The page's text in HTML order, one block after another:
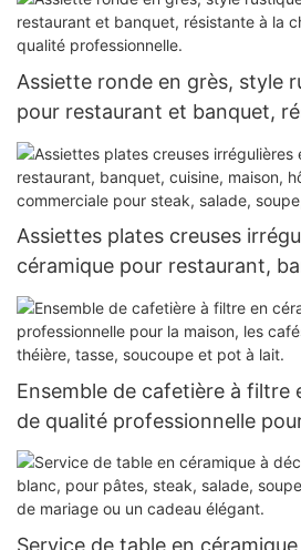
assiettes, bols et tasses.
Assiette ronde en grès, style
pour restaurant et banquet,
chaleur, réutilisable, de qualité
Assiettes plates creuses
céramique pour restaurant,
maison, hôtel, vaisselle
salade, soupe, dessert
Ensemble de cafetière à filtre
de qualité professionnelle
cafés et les restaurants :
soucoupe et pot à lait.
Service de table en